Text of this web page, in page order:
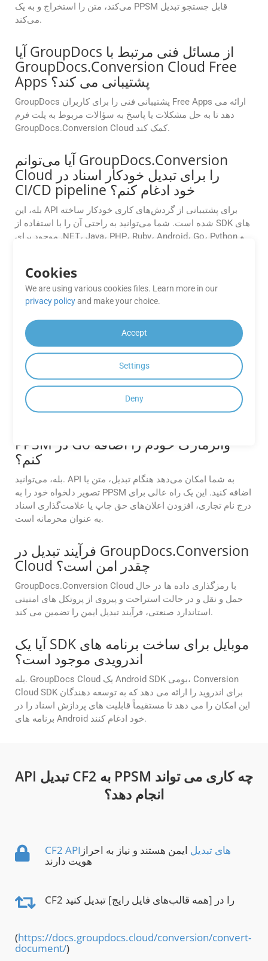
می‌کند، متن را استخراج و به یک PPSM قابل جستجو تبدیل
می‌کند.
آیا GroupDocs از مسائل فنی مرتبط با
GroupDocs.Conversion Cloud Free
Apps پشتیبانی می کند؟
GroupDocs پشتیبانی فنی را برای کاربران Free Apps ارائه می
دهد تا به حل مشکلات یا پاسخ به سؤالات مربوط به پلت فرم
GroupDocs.Conversion Cloud کمک کند.
آیا می‌توانم GroupDocs.Conversion
Cloud را برای تبدیل خودکار اسناد در
CI/CD pipeline خود ادغام کنم؟
بله، این API برای پشتیبانی از گردش‌های کاری خودکار ساخته
شده است. شما می‌توانید به راحتی آن را با استفاده از SDK های
موجود برای .NET، Java، PHP، Ruby، Android، Go، Python و
آیا می‌توانم تبدیل‌های انبوه CF2 به PPSM
را با استفاده از GroupDocs.Conversion
Cloud API خودکار کنم؟
همه APIهای GroupDocs.Conversion Cloud به پردازش
دسته‌ای و تبدیل فایل‌های CF2 به PPSM در یک تماس API اجازه
می‌دهند. این ویژگی برای شرکت هایی که با حجم کاری اسناد زیاد
PPSM در Go واترمارک خودم را اضافه
کنم؟
بله، می‌توانید. API به شما امکان می‌دهد هنگام تبدیل، متن یا
تصویر دلخواه خود را به PPSM اضافه کنید. این یک راه عالی برای
درج نام تجاری، افزودن اعلان‌های حق چاپ یا علامت‌گذاری اسناد
به عنوان محرمانه است.
فرآیند تبدیل در GroupDocs.Conversion
Cloud چقدر امن است؟
GroupDocs.Conversion Cloud با رمزگذاری داده ها در حال
حمل و نقل و در حالت استراحت و پیروی از پروتکل های امنیتی
استاندارد صنعتی، فرآیند تبدیل ایمن را تضمین می کند.
آیا یک SDK موبایل برای ساخت برنامه های
اندرویدی موجود است؟
بله. GroupDocs Cloud یک Android SDK بومی، Conversion
Cloud SDK برای اندروید را ارائه می دهد که به توسعه دهندگان
این امکان را می دهد تا مستقیماً قابلیت های پردازش اسناد را در
برنامه های Android خود ادغام کنند.
API تبدیل CF2 به PPSM چه کاری می تواند
انجام دهد؟
CF2 APIهای تبدیل ایمن هستند و نیاز به احراز
هویت دارند
CF2 را در [همه قالب‌های فایل رایج] تبدیل کنید
(https://docs.groupdocs.cloud/conversion/convert-
document/)
Cookies
We are using various cookies files. Learn more in our
privacy policyand make your choice.
Accept
Settings
Deny